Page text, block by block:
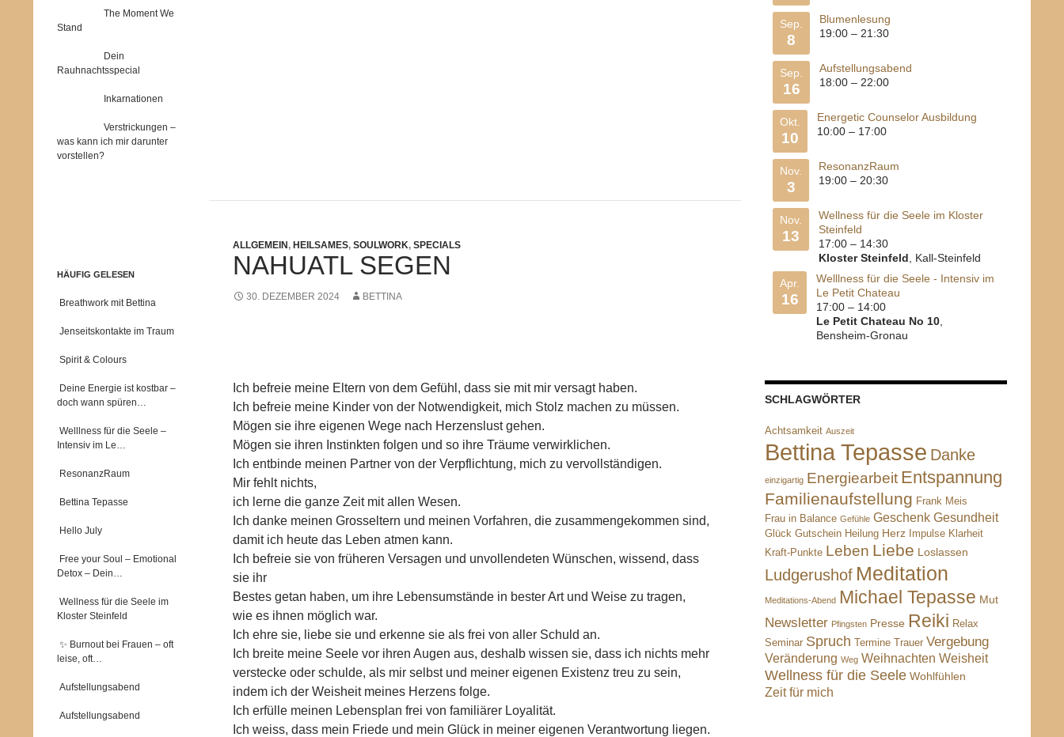
ALLGEMEIN, HEILSAMES, SOULWORK, SPECIALS
NAHUATL SEGEN
30. DEZEMBER 2024 BETTINA
Ich befreie meine Eltern von dem Gefühl, dass sie mit mir versagt haben.
Ich befreie meine Kinder von der Notwendigkeit, mich Stolz machen zu müssen.
Mögen sie ihre eigenen Wege nach Herzenslust gehen.
Mögen sie ihren Instinkten folgen und so ihre Träume verwirklichen.
Ich entbinde meinen Partner von der Verpflichtung, mich zu vervollständigen.
Mir fehlt nichts,
ich lerne die ganze Zeit mit allen Wesen.
Ich danke meinen Grosseltern und meinen Vorfahren, die zusammengekommen sind,
damit ich heute das Leben atmen kann.
Ich befreie sie von früheren Versagen und unvollendeten Wünschen, wissend, dass
sie ihr
Bestes getan haben, um ihre Lebensumstände in bester Art und Weise zu tragen,
wie es ihnen möglich war.
Ich ehre sie, liebe sie und erkenne sie als frei von aller Schuld an.
Ich breite meine Seele vor ihren Augen aus, deshalb wissen sie, dass ich nichts mehr
verstecke oder schulde, als mir selbst und meiner eigenen Existenz treu zu sein,
indem ich der Weisheit meines Herzens folge.
Ich erfülle meinen Lebensplan frei von familiärer Loyalität.
Ich weiss, dass mein Friede und mein Glück in meiner eigenen Verantwortung liegen.
Sep.
8
Blumenlesung
19:00 – 21:30
Sep.
16
Aufstellungsabend
18:00 – 22:00
Okt.
10
Energetic Counselor Ausbildung
10:00 – 17:00
Nov.
3
ResonanzRaum
19:00 – 20:30
Nov.
13
Wellness für die Seele im Kloster
Steinfeld
17:00 – 14:30
Kloster Steinfeld , Kall-Steinfeld
Apr.
16
Welllness für die Seele - Intensiv im
Le Petit Chateau
17:00 – 14:00
Le Petit Chateau No 10
Bensheim-Gronau
SCHLAGWÖRTER
Achtsamkeit Auszeit
Bettina Tepasse Danke
einzigartig Energiearbeit Entspannung
Familienaufstellung Frank Meis
Frau in Balance Gefühle Geschenk Gesundheit
Glück Gutschein Heilung Herz Impulse Klarheit
Kraft-Punkte Leben Liebe Loslassen
Ludgerushof Meditation
Meditations-Abend Michael Tepasse Mut
Newsletter Pfingsten Presse Reiki Relax
Seminar Spruch Termine Trauer Vergebung
Veränderung Weg Weihnachten Weisheit
Wellness für die Seele Wohlfühlen
Zeit für mich
The Moment We
Stand
Dein
Rauhnachtsspecial
Inkarnationen
Verstrickungen –
was kann ich mir darunter
vorstellen?
HÄUFIG GELESEN
Breathwork mit Bettina
Jenseitskontakte im Traum
Spirit & Colours
Deine Energie ist kostbar –
doch wann spüren…
Welllness für die Seele –
Intensiv im Le…
ResonanzRaum
Bettina Tepasse
Hello July
Free your Soul – Emotional
Detox – Dein…
Wellness für die Seele im
Kloster Steinfeld
✨ Burnout bei Frauen – oft
leise, oft…
Aufstellungsabend
Aufstellungsabend